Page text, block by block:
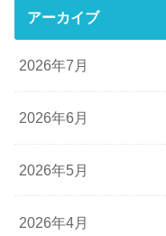
アーカイブ
2026年7月
2026年6月
2026年5月
2026年4月